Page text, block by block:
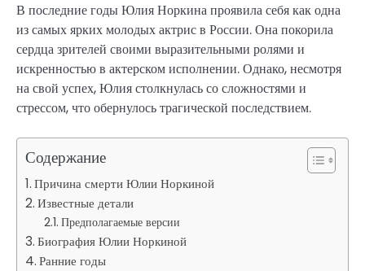
В последние годы Юлия Норкина проявила себя как одна
из самых ярких молодых актрис в России. Она покорила
сердца зрителей своими выразительными ролями и
искренностью в актерском исполнении. Однако, несмотря
на свой успех, Юлия столкнулась со сложностями и
стрессом, что обернулось трагической последствием.
Содержание
Причина смерти Юлии Норкиной
Известные детали
Предполагаемые версии
Биография Юлии Норкиной
Ранние годы